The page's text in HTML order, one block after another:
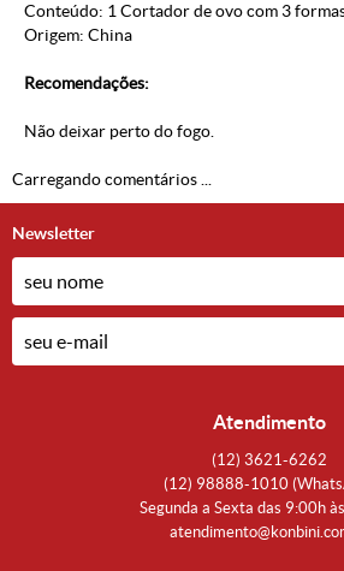
Conteúdo: 1 Cortador de ovo com 3
Origem: China
Recomendações:
Não deixar perto do fogo.
Carregando comentários ...
Newsletter
Atendimento
(12) 3621-6262
(12) 98888-1010
Segunda a Sexta das 9:00h